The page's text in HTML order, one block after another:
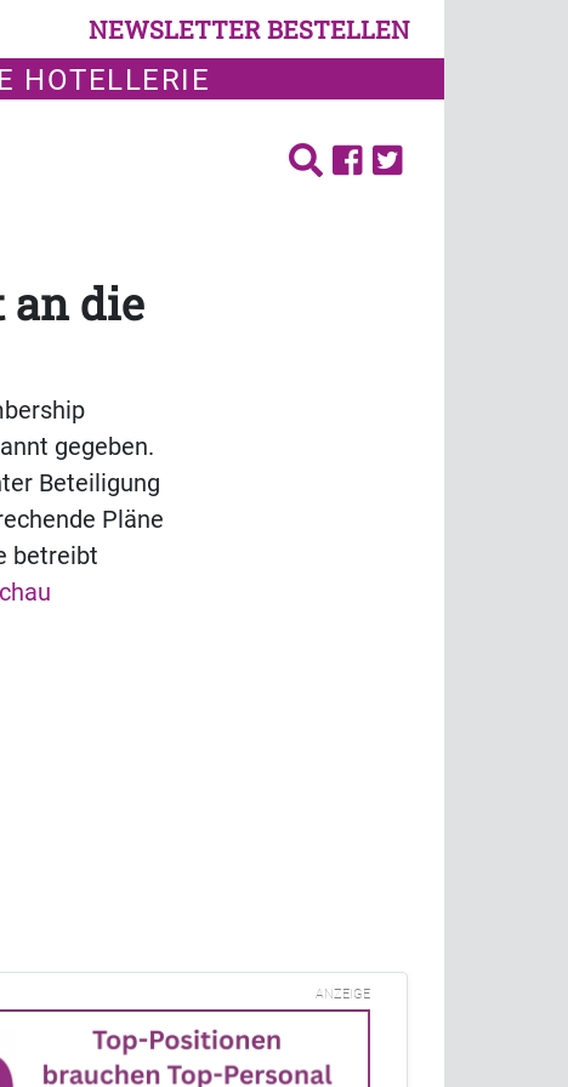
NEWSLETTER BESTELLEN
HOTELLERIE
an die
gegeben.
Beteiligung
Pläne
betreibt
ANZEIGE